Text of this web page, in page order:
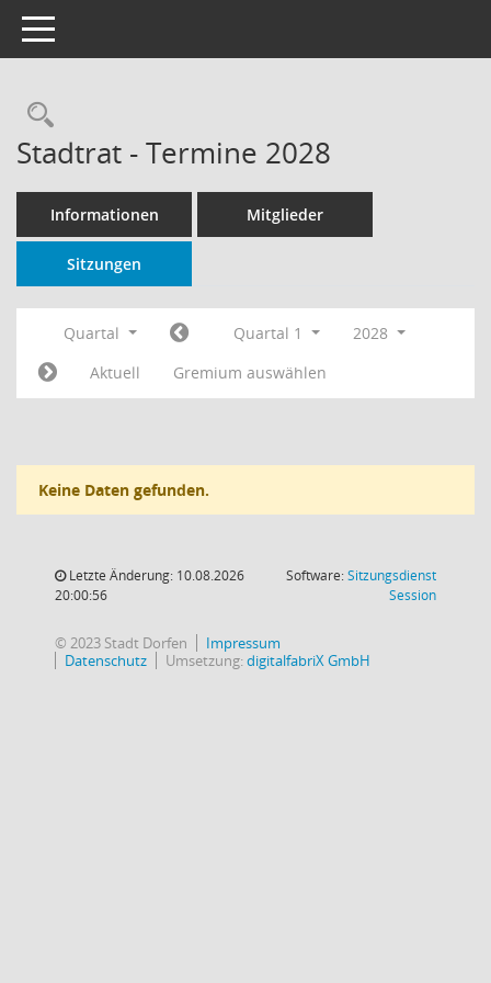
Toggle navigation
Rechercheauswahl
Stadtrat - Termine 2028
Informationen Mitglieder
Sitzungen
Quartal Quartal 1
2028
Aktuell
Gremium auswählen
Keine Daten gefunden.
Letzte Änderung: 10.08.2026
20:00:56
Software:Sitzungsdienst
Session(Wird in
© 2023 Stadt Dorfen
Impressum
Datenschutz
Umsetzung:digitalfabriX GmbH